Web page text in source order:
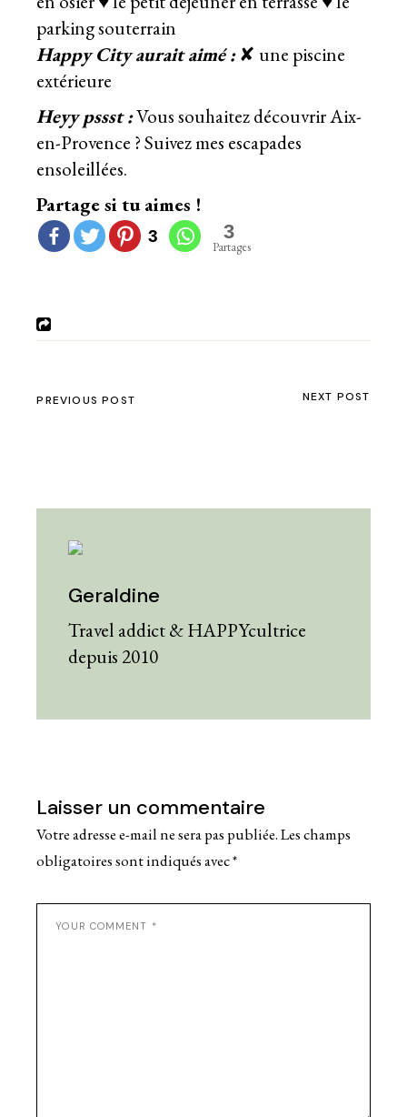
parking souterrain
Happy City aurait aimé :✘ une piscine
extérieure
Heyy pssst :Vous souhaitezdécouvrir Aix-
en-Provence ?Suivez mes escapades
ensoleillées.
Partage si tu aimes !
3 3
Partages
PREVIOUS POST NEXT POST
Geraldine
Travel addict & HAPPYcultrice
depuis 2010
Laisser un commentaire
Votre adresse e-mail ne sera pas publiée.Les champs
obligatoires sont indiqués avec*